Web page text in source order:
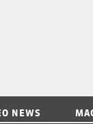
NEWS